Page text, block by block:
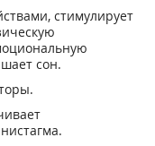
стимулирует
сон.